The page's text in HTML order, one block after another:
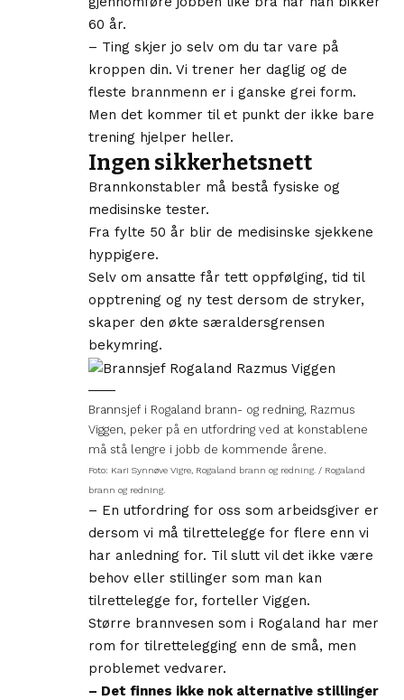
60 år.
– Ting skjer jo selv om du tar vare på
kroppen din. Vi trener her daglig og de
fleste brannmenn er i ganske grei form.
Men det kommer til et punkt der ikke bare
trening hjelper heller.
Ingen sikkerhetsnett
Brannkonstabler må bestå fysiske og
medisinske tester.
Fra fylte 50 år blir de medisinske sjekkene
hyppigere.
Selv om ansatte får tett oppfølging, tid til
opptrening og ny test dersom de stryker,
skaper den økte særaldersgrensen
bekymring.
Brannsjef i Rogaland brann- og redning, Razmus
Viggen, peker på en utfordring ved at konstablene
må stå lengre i jobb de kommende årene.
Foto: Kari Synnøve Vigre, Rogaland brann og redning. / Rogaland
brann og redning.
– En utfordring for oss som arbeidsgiver er
dersom vi må tilrettelegge for flere enn vi
har anledning for. Til slutt vil det ikke være
behov eller stillinger som man kan
tilrettelegge for, forteller Viggen.
Større brannvesen som i Rogaland har mer
rom for tilrettelegging enn de små, men
problemet vedvarer.
– Det finnes ikke nok alternative stillinger